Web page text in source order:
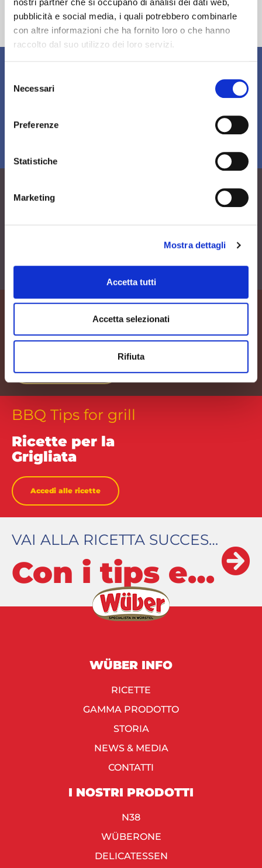
nostri partner che si occupano di analisi dei dati web,
pubblicità e social media, i quali potrebbero combinarle
con altre informazioni che ha fornito loro o che hanno
raccolto dal suo utilizzo dei loro servizi.
delNecessari
Preferenze
Statistiche
Marketing
Mostra dettagli
Accetta tutti
Accetta selezionati
Rifiuta
Wüber
Ricette per
BBQ
Ricette selezionate
Video Ricette Wüber
BBQ Tips for grill
Ricette per la
Grigliata
Accedi alle ricette
VAI ALLA RICETTA SUCCESSIVA
Con i tips e le ricette Wüber diventi il KING DELLA BRACE!
WÜBER INFO
RICETTE
GAMMA PRODOTTO
STORIA
NEWS & MEDIA
CONTATTI
I NOSTRI PRODOTTI
N38
WÜBERONE
DELICATESSEN